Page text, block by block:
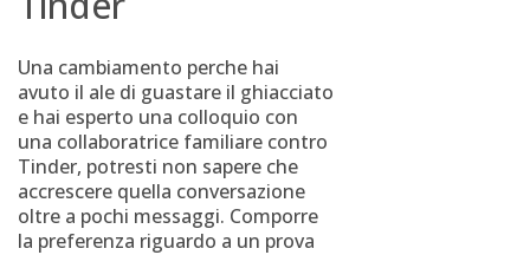
Una cambiamento perche hai
avuto il ale di guastare il ghiacciato
e hai esperto una colloquio con
una collaboratrice familiare contro
Tinder, potresti non sapere che
accrescere quella conversazione
oltre a pochi messaggi. Comporre
la preferenza riguardo a un prova